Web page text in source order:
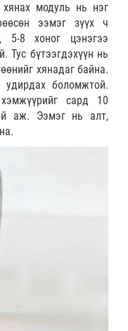
модуль нь нэг
ээмэг зүүх ч
5-8 хоног цэнэгээ
Тус бүтээгдэхүүн нь
хянадаг байна.
удирдах боломжтой.
сард 10
аж. Ээмэг нь алт,